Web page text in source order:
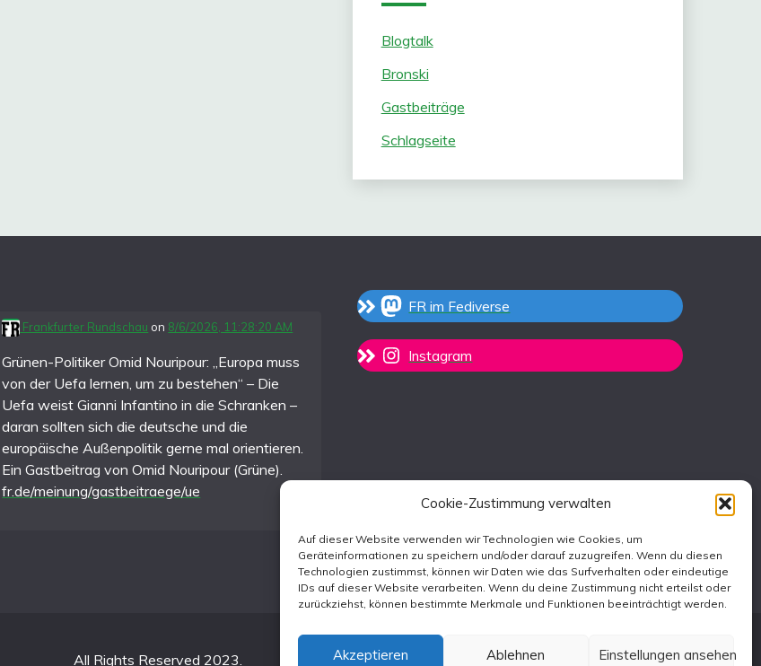
Cookie-Zustimmung verwalten
Auf dieser Website verwenden wir Technologien wie Cookies, um
Geräteinformationen zu speichern und/oder darauf zuzugreifen. Wenn du diesen
Technologien zustimmst, können wir Daten wie das Surfverhalten oder eindeutige
IDs auf dieser Website verarbeiten. Wenn du deine Zustimmung nicht erteilst oder
zurückziehst, können bestimmte Merkmale und Funktionen beeinträchtigt werden.
Akzeptieren Ablehnen Einstellungen ansehen
Blogtalk
Bronski
Gastbeiträge
Schlagseite
Frankfurter Rundschau on 8/6/2026, 11:28:20 AM
Grünen-Politiker Omid Nouripour: „Europa muss
von der Uefa lernen, um zu bestehen“ – Die
Uefa weist Gianni Infantino in die Schranken –
daran sollten sich die deutsche und die
europäische Außenpolitik gerne mal orientieren.
Ein Gastbeitrag von Omid Nouripour (Grüne).
fr.de/meinung/gastbeitraege/ue
FR im Fediverse
Instagram
All Rights Reserved 2023.